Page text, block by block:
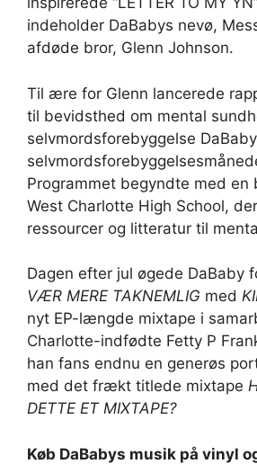
indeholder DaBabys nevø,
afdøde bror, Glenn Johnson.
Til ære for Glenn lancerede
til bevidsthed om mental
selvmordsforebyggelse
Programmet begyndte med en
West Charlotte High School,
ressourcer og litteratur til
Dagen efter jul øgede DaBaby
VÆR MERE TAKNEMLIG med
nyt EP-længde mixtape i
Charlotte-indfødte Fetty P
han fans endnu en generøs
med det frækt titlede mixtape
DETTE ET MIXTAPE?
Køb DaBabys musik på vinyl